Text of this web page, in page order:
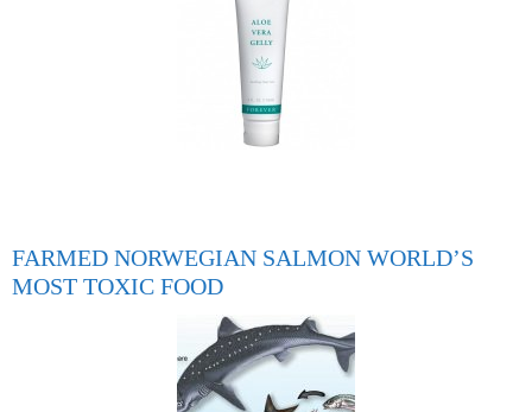
FARMED NORWEGIAN SALMON WORLD’S
MOST TOXIC FOOD